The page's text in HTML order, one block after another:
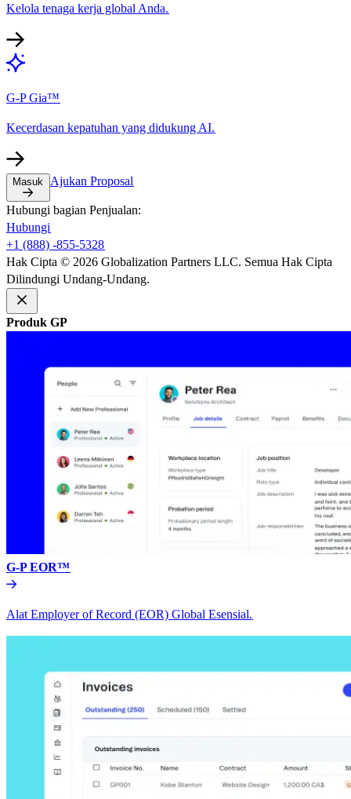
Kelola tenaga kerja global Anda.​​
G-P Gia™​​
Kecerdasan kepatuhan yang didukung AI.​​
Masuk​​ Ajukan Proposal​​
Hubungi bagian Penjualan:​​
Hubungi​​
+1 (888) -855-5328​​
Hak Cipta © 2026 Globalization Partners LLC. Semua Hak Cipta
Dilindungi Undang-Undang.​​
Produk GP​​
G-P EOR™​​
Alat Employer of Record (EOR) Global Esensial.​​